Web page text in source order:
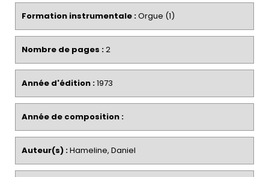
Formation instrumentale :Orgue (1)
Nombre de pages :2
Année d'édition :1973
Année de composition :
Auteur(s) :Hameline, Daniel